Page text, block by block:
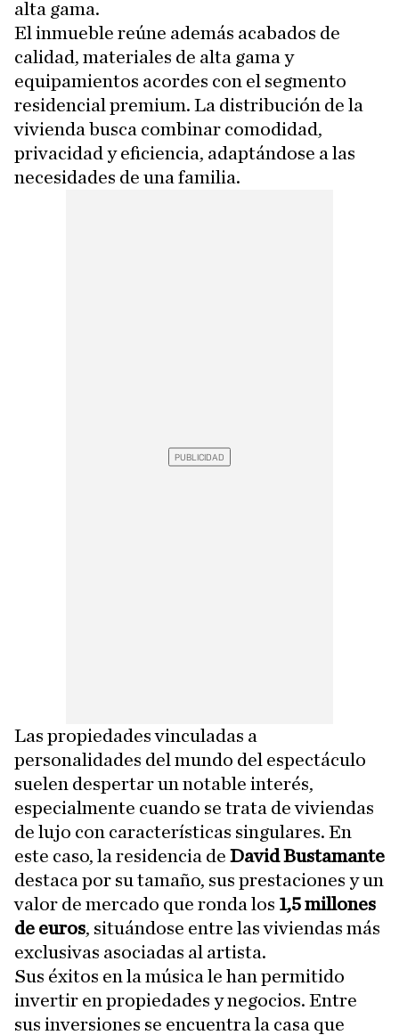
alta gama.
El inmueble reúne además acabados de
calidad, materiales de alta gama y
equipamientos acordes con el segmento
residencial premium. La distribución de la
vivienda busca combinar comodidad,
privacidad y eficiencia, adaptándose a las
necesidades de una familia.
Las propiedades vinculadas a
personalidades del mundo del espectáculo
suelen despertar un notable interés,
especialmente cuando se trata de viviendas
de lujo con características singulares. En
este caso, la residencia de David Bustamante
destaca por su tamaño, sus prestaciones y un
valor de mercado que ronda los 1,5 millones
de euros, situándose entre las viviendas más
exclusivas asociadas al artista.
Sus éxitos en la música le han permitido
invertir en propiedades y negocios. Entre
sus inversiones se encuentra la casa que